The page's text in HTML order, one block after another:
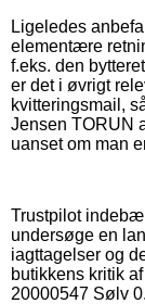
Ligeledes
elementære
f.eks. den
er det i øvrigt
kvitteringsmail,
Jensen TORUN
uanset om man
Trustpilot
undersøge en
iagttagelser og
butikkens kritik
20000547 Sølv